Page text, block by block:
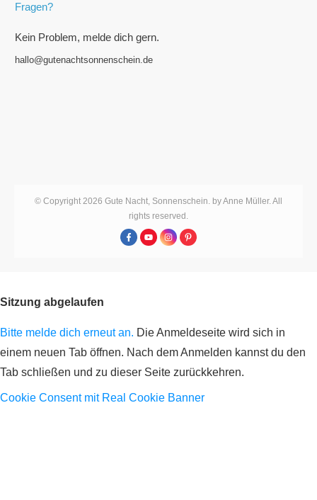
Fragen?
Kein Problem, melde dich gern.
hallo@gutenachtsonnenschein.de
© Copyright 2026 Gute Nacht, Sonnenschein. by Anne Müller. All
rights reserved.
Sitzung abgelaufen
Bitte melde dich erneut an. Die Anmeldeseite wird sich in
einem neuen Tab öffnen. Nach dem Anmelden kannst du den
Tab schließen und zu dieser Seite zurückkehren.
Cookie Consent mit Real Cookie Banner